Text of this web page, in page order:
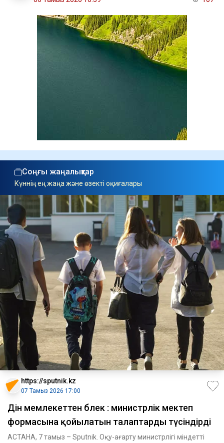
Соңғы жаңалықтар
Күннің ең жаңа және өзекті оқиғалары
https://sputnik.kz
07 Тамыз 2026 17:00
Дін мемлекеттен бөлек : министрлік мектеп
формасына қойылатын талаптарды түсіндірді
АСТАНА, 7 тамыз – Sputnik. Оқу-ағарту министрлігі міндетті